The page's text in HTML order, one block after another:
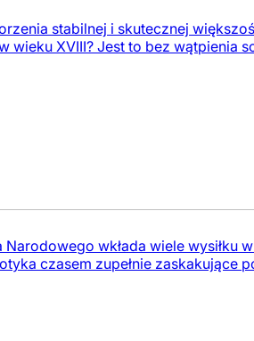
stabilnej i skutecznej
wieku XVIII? Jest to bez wątpienia
wkłada wiele wysiłku
czasem zupełnie zaskakujące